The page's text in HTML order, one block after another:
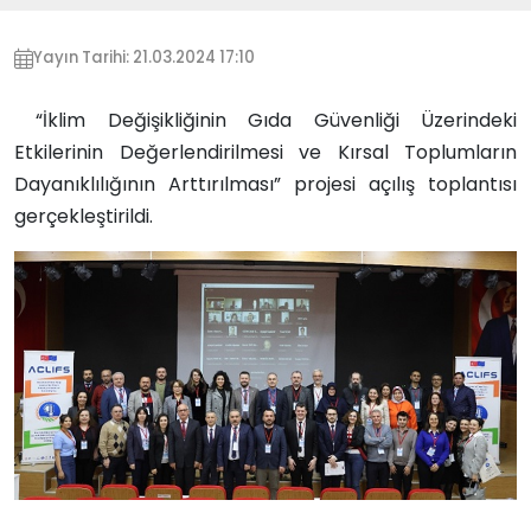
Yayın Tarihi: 21.03.2024 17:10
“İklim Değişikliğinin Gıda Güvenliği Üzerindeki
Etkilerinin Değerlendirilmesi ve Kırsal Toplumların
Dayanıklılığının Arttırılması” projesi açılış toplantısı
gerçekleştirildi.